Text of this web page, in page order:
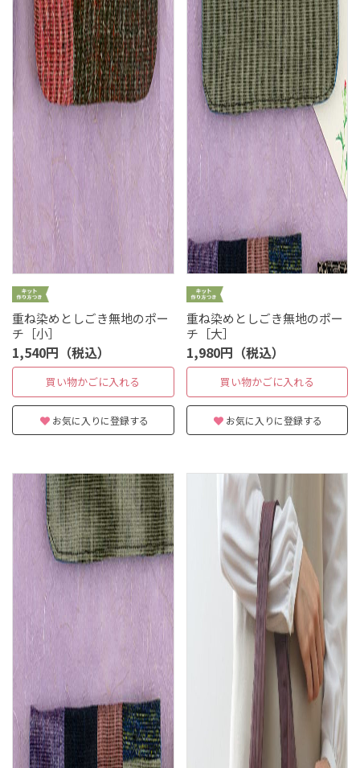
重ね染めとしごき無地のポー
チ［小］
1,540円（税込）
買い物かごに入れる
お気に入りに登録する
重ね染めとしごき無地のポー
チ［大］
1,980円（税込）
買い物かごに入れる
お気に入りに登録する